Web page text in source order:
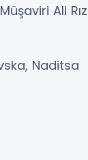
Ali
Naditsa